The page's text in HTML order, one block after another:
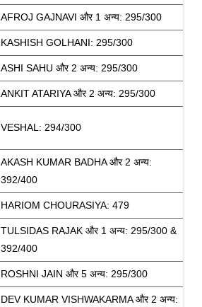
AFROJ GAJNAVI और 1 अन्य: 295/300
KASHISH GOLHANI: 295/300
ASHI SAHU और 2 अन्य: 295/300
ANKIT ATARIYA और 2 अन्य: 295/300
VESHAL: 294/300
AKASH KUMAR BADHA और 2 अन्य:
392/400
HARIOM CHOURASIYA: 479
TULSIDAS RAJAK और 1 अन्य: 295/300 &
392/400
ROSHNI JAIN और 5 अन्य: 295/300
DEV KUMAR VISHWAKARMA और 2 अन्य: